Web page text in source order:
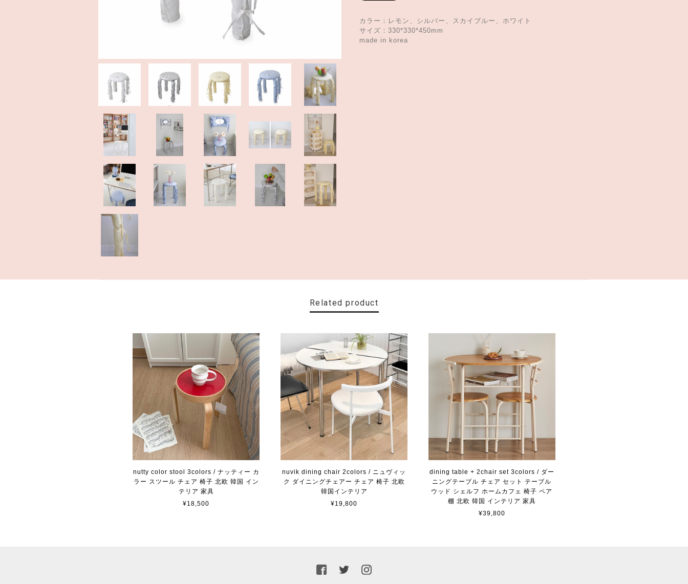
カラー：レモン、シルバー、スカイブルー、ホワイト
サイズ：330*330*450mm
made in korea
Related product
nutty color stool 3colors / ナッティー カ
ラー スツール チェア 椅子 北欧 韓国 イン
テリア 家具
¥18,500
nuvik dining chair 2colors / ニュヴィッ
ク ダイニングチェアー チェア 椅子 北欧
韓国インテリア
¥19,800
dining table + 2chair set 3colors / ダー
ニングテーブル チェア セット テーブル
ウッド シェルフ ホームカフェ 椅子 ペア
棚 北欧 韓国 インテリア 家具
¥39,800